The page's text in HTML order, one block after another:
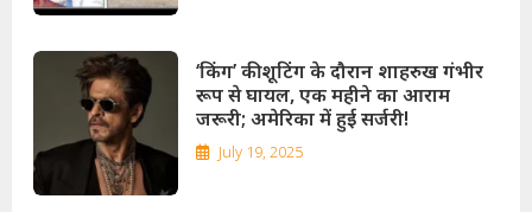
‘किंग’ की शूटिंग के दौरान शाहरुख गंभीर
रूप से घायल, एक महीने का आराम
जरूरी; अमेरिका में हुई सर्जरी!
July 19, 2025